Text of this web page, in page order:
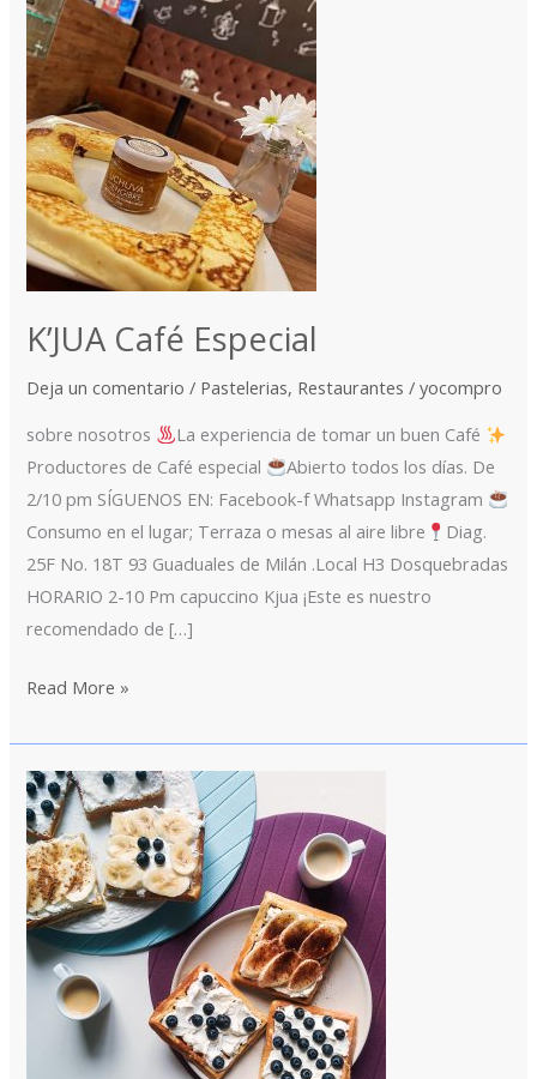
K’JUA Café Especial
Deja un comentario / Pastelerias, Restaurantes /yocompro
sobre nosotros
La experiencia de tomar un buen Café
Productores de Café especial
Abierto todos los días. De
2/10 pm SÍGUENOS EN: Facebook-f Whatsapp Instagram
Consumo en el lugar; Terraza o mesas al aire libre
Diag.
25F No. 18T 93 Guaduales de Milán .Local H3 Dosquebradas
HORARIO 2-10 Pm capuccino Kjua ¡Este es nuestro
recomendado de […]
Especial
Read More »
Pastelería
cali
Donald